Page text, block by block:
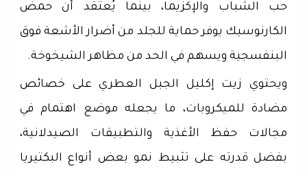
حب الشباب والإكزيما، بينما يُعتقد أن حمض
الكارنوسيك يوفر حماية للجلد من أضرار الأشعة فوق
البنفسجية ويسهم في الحد من مظاهر الشيخوخة.
ويحتوي زيت إكليل الجبل العطري على خصائص
مضادة للميكروبات، ما يجعله موضع اهتمام في
مجالات حفظ الأغذية والتطبيقات الصيدلانية،
بفضل قدرته على تثبيط نمو بعض أنواع البكتيريا